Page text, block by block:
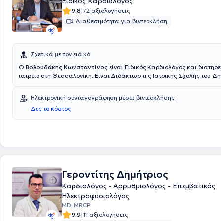
9.8|72 αξιολογήσεις
Διαθεσιμότητα για βιντεοκλήση
Σχετικά με τον ειδικό
Ο Βολουδάκης Κωνσταντίνος είναι Ειδικός Καρδιολόγος και
ιατρείο στη Θεσσαλονίκη. Είναι Διδάκτωρ της Ιατρικής Σχολής του
Πανεπιστημίου Θεσσαλονίκης. Ειδικεύτηκε στην Καρδιολογία στο
Θεσσαλονίκης "Γ. Παπανικολάου" και μετεκπαιδεύτηκε στην Εντατική
Peterborough District Hospital στο Cambridge και στο Νοσοκομείο
Στοκχόλμη της Σουηδίας. Ο γιατρός διετέλεσε Επιμελητής για 20 έτη
ιατρείο προσφέρει πλήθος υπηρεσιών, σεβόμενος τις ανάγκες
Ηλεκτρονική συνταγογράφηση μέσω βιντεοκλήσης
Δες το κόστος
Γεροντίτης Δημήτριος
Καρδιολόγος - Αρρυθμιολόγος - Επεμβατικός
Ηλεκτροφυσιολόγος
MD, MRCP
9.9|11 αξιολογήσεις